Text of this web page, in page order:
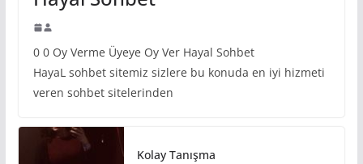
0 0 Oy Verme Üyeye Oy Ver Hayal Sohbet
HayaL sohbet sitemiz sizlere bu konuda en iyi hizmeti
veren sohbet sitelerinden
Kolay Tanışma